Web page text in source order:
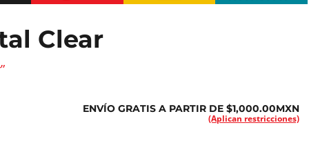
Clear
ENVÍO GRATIS A PARTIR DE $1,000.00MXN
(Aplican restricciones)